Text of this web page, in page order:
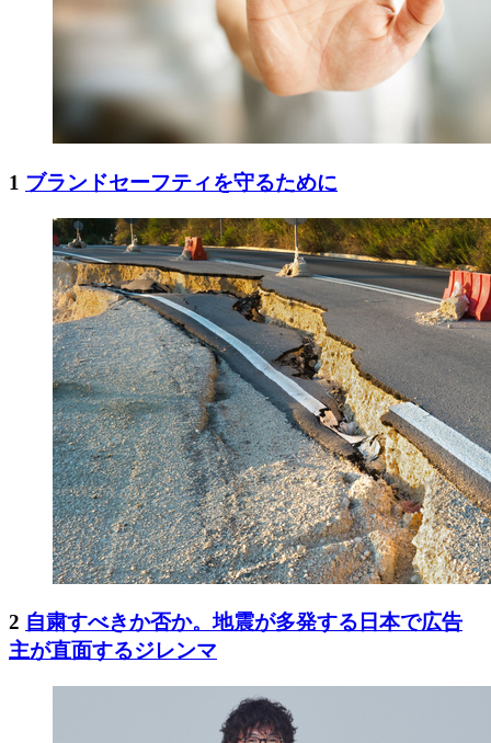
1 ブランドセーフティを守るために
2 自粛すべきか否か。地震が多発する日本で広告
主が直面するジレンマ